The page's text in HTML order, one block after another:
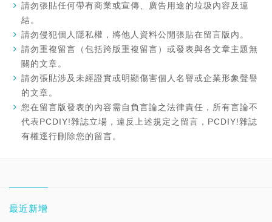
請勿張貼任何帶有商業或宣傳、廣告用途的垃圾內容及連
結。
請勿侵犯個人隱私權，將他人資料公開張貼在留言版內。
請勿重複留言（包括跨版重複留言）或發表與各文章主題無
關的文章。
請勿張貼涉及未經證實或明顯傷害個人名譽或企業形象聲譽
的文章。
您在留言版發表的內容需自負言論之法律責任，所有言論不
代表PCDIY!雜誌立場，違反上述規定之留言，PCDIY!雜誌
有權逕行刪除您的留言。
最近新增